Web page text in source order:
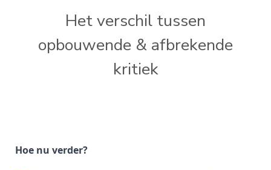
Het verschil tussen
opbouwende & afbrekende
kritiek
Hoe nu verder?